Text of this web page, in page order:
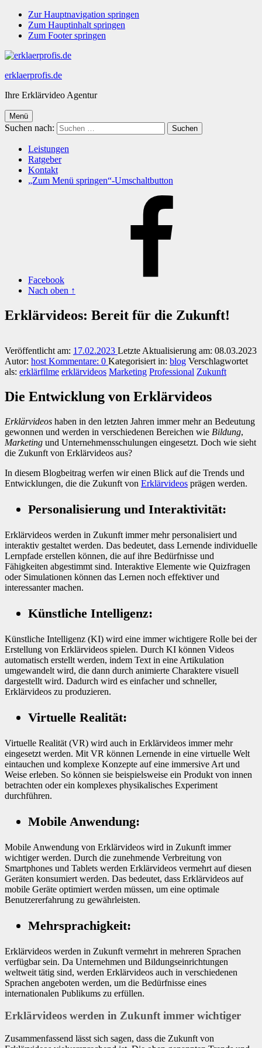
Zur Hauptnavigation springen
Zum Hauptinhalt springen
Zum Footer springen
erklaerprofis.de
Ihre Erklärvideo Agentur
Menü
Suchen nach:
Leistungen
Ratgeber
Kontakt
„Zum Menü springen“-Umschaltbutton
Facebook
Nach oben ↑
Erklärvideos: Bereit für die Zukunft!
Veröffentlicht am: 17.02.2023 Letzte Aktualisierung am: 08.03.2023
Autor: host Kommentare: 0 Kategorisiert in: blog Verschlagwortet
als: erklärfilme erklärvideos Marketing Professional Zukunft
Die Entwicklung von Erklärvideos
Erklärvideos haben in den letzten Jahren immer mehr an Bedeutung
gewonnen und werden in verschiedenen Bereichen wie Bildung,
Marketing und Unternehmensschulungen eingesetzt. Doch wie sieht
die Zukunft von Erklärvideos aus?
In diesem Blogbeitrag werfen wir einen Blick auf die Trends und
Entwicklungen, die die Zukunft von Erklärvideos prägen werden.
Personalisierung und Interaktivität:
Erklärvideos werden in Zukunft immer mehr personalisiert und
interaktiv gestaltet werden. Das bedeutet, dass Lernende individuelle
Lernpfade erstellen können, die auf ihre Bedürfnisse und
Fähigkeiten abgestimmt sind. Interaktive Elemente wie Quizfragen
oder Simulationen können das Lernen noch effektiver und
interessanter machen.
Künstliche Intelligenz:
Künstliche Intelligenz (KI) wird eine immer wichtigere Rolle bei der
Erstellung von Erklärvideos spielen. Durch KI können Videos
automatisch erstellt werden, indem Text in eine Artikulation
umgewandelt wird, die dann durch animierte Charaktere visuell
dargestellt wird. Dadurch wird es einfacher und schneller,
Erklärvideos zu produzieren.
Virtuelle Realität:
Virtuelle Realität (VR) wird auch in Erklärvideos immer mehr
eingesetzt werden. Mit VR können Lernende in eine virtuelle Welt
eintauchen und komplexe Konzepte auf eine immersive Art und
Weise erleben. So können sie beispielsweise ein Produkt von innen
betrachten oder ein komplexes physikalisches Experiment
durchführen.
Mobile Anwendung:
Mobile Anwendung von Erklärvideos wird in Zukunft immer
wichtiger werden. Durch die zunehmende Verbreitung von
Smartphones und Tablets werden Erklärvideos vermehrt auf diesen
Geräten konsumiert werden. Das bedeutet, dass Erklärvideos auf
mobile Geräte optimiert werden müssen, um eine optimale
Benutzererfahrung zu gewährleisten.
Mehrsprachigkeit:
Erklärvideos werden in Zukunft vermehrt in mehreren Sprachen
verfügbar sein. Da Unternehmen und Bildungseinrichtungen
weltweit tätig sind, werden Erklärvideos auch in verschiedenen
Sprachen angeboten werden, um die Bedürfnisse eines
internationalen Publikums zu erfüllen.
Erklärvideos werden in Zukunft immer wichtiger
Zusammenfassend lässt sich sagen, dass die Zukunft von